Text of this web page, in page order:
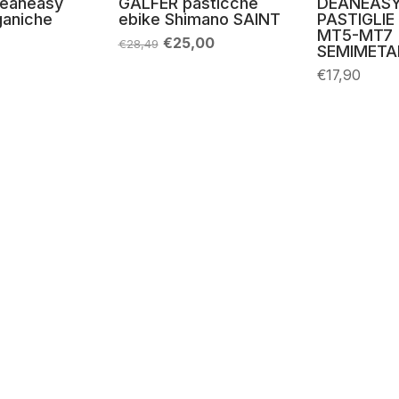
ebike Shimano SAINT
€28,49 Il
prezzo
€25,00Il
MT5-MT7
€17,90